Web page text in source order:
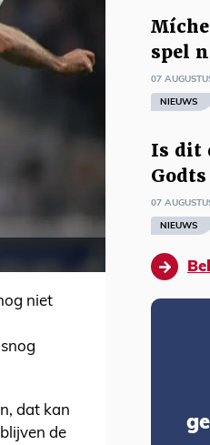
niet
dat kan
de
spel
07
NIEUWS
Is dit
07
NIEUWS